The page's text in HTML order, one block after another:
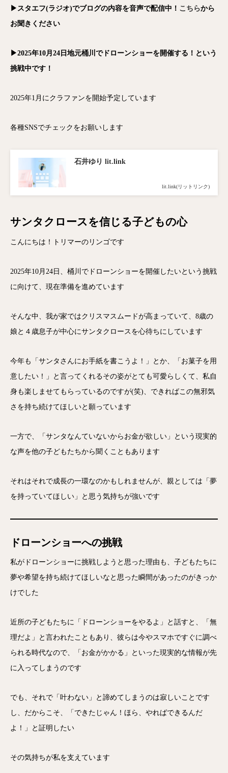
▶スタエフ(ラジオ)でブログの内容を音声で配信中！ こちらから
お聞きください
▶2025年10月24日地元桶川でドローンショーを開催する！という
挑戦中です！
2025年1月にクラファンを開始予定しています
各種SNSでチェックをお願いします
石井ゆり lit.link
lit.link(リットリンク)
サンタクロースを信じる子どもの心
こんにちは！トリマーのリンゴです
2025年10月24日、桶川でドローンショーを開催したいという挑戦
に向けて、現在準備を進めています
そんな中、我が家ではクリスマスムードが高まっていて、8歳の
娘と４歳息子が中心にサンタクロースを心待ちにしています
今年も「サンタさんにお手紙を書こうよ！」とか、「お菓子を用
意したい！」と言ってくれるその姿がとても可愛らしくて、私自
身も楽しませてもらっているのですが(笑)、できればこの無邪気
さを持ち続けてほしいと願っています
一方で、「サンタなんていないからお金が欲しい」という現実的
な声を他の子どもたちから聞くこともあります
それはそれで成長の一環なのかもしれませんが、親としては「夢
を持っていてほしい」と思う気持ちが強いです
ドローンショーへの挑戦
私がドローンショーに挑戦しようと思った理由も、子どもたちに
夢や希望を持ち続けてほしいなと思った瞬間があったのがきっか
けでした
近所の子どもたちに「ドローンショーをやるよ」と話すと、「無
理だよ」と言われたこともあり、彼らは今やスマホですぐに調べ
られる時代なので、「お金がかかる」といった現実的な情報が先
に入ってしまうのです
でも、それで「叶わない」と諦めてしまうのは寂しいことです
し、だからこそ、「できたじゃん！ほら、やればできるんだ
よ！」と証明したい
その気持ちが私を支えています